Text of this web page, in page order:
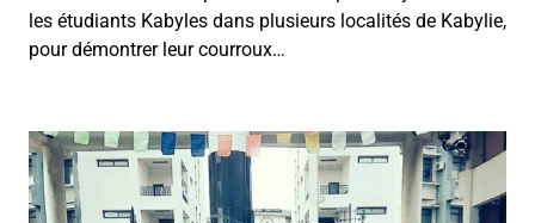
les étudiants Kabyles dans plusieurs localités de Kabylie,
pour démontrer leur courroux…